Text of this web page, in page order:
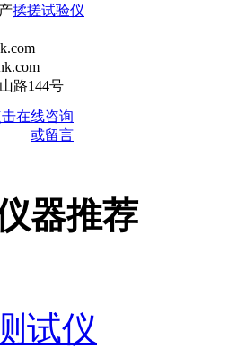
揉搓试验仪
路144号
器推荐
试仪